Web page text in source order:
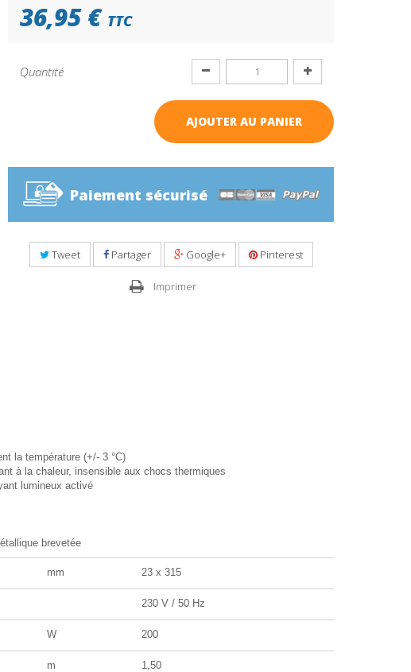
36,95 € TTC
Quantité
AJOUTER AU PANIER
Paiement sécurisé
Tweet Partager Google+ Pinterest
Imprimer
la température (+/- 3 °C)
à la chaleur, insensible aux chocs thermiques
lumineux activé
brevetée
mm 23 x 315
230 V / 50 Hz
W 200
m 1,50